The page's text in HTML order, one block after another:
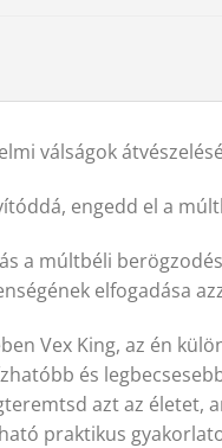
válságok
engedd el a
a múltbéli
elfogadása
Vex King, az én
és
azt az életet,
praktikus